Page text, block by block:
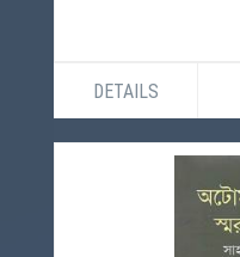
DETAILS